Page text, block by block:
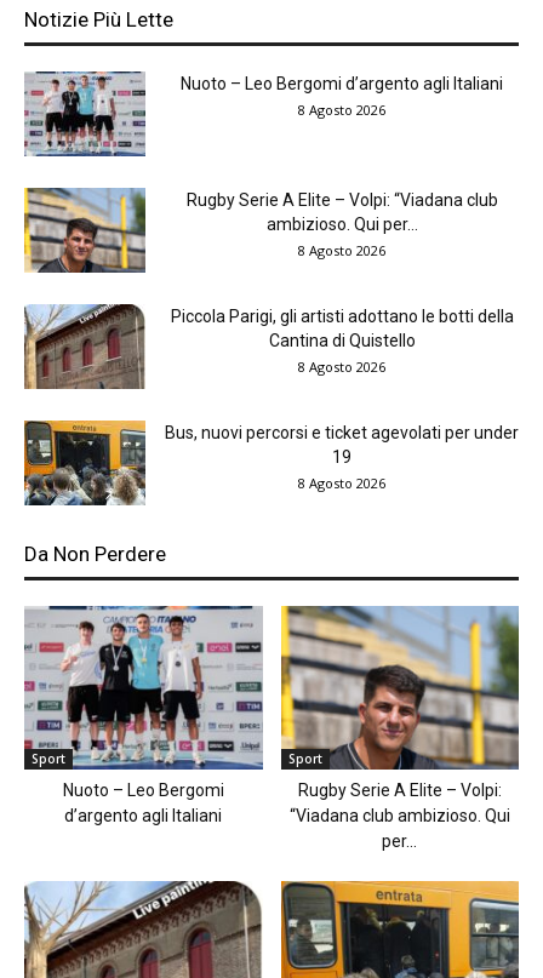
Notizie Più Lette
Nuoto – Leo Bergomi d’argento agli Italiani
8 Agosto 2026
Rugby Serie A Elite – Volpi: “Viadana club
ambizioso. Qui per...
8 Agosto 2026
Piccola Parigi, gli artisti adottano le botti della
Cantina di Quistello
8 Agosto 2026
Bus, nuovi percorsi e ticket agevolati per under
19
8 Agosto 2026
Da Non Perdere
Sport
Nuoto – Leo Bergomi
d’argento agli Italiani
Sport
Rugby Serie A Elite – Volpi:
“Viadana club ambizioso. Qui
per...